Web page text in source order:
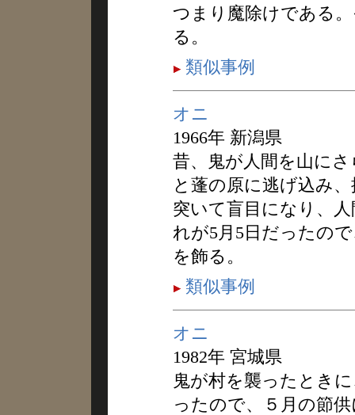
つまり魔除けである
る。
類似事例
オニ
1966年 新潟県
昔、鬼が人間を山に
と蓬の原に逃げ込み
突いて盲目になり、
れが5月5日だったの
を飾る。
類似事例
オニ
1982年 宮城県
鬼が村を襲ったとき
ったので、５月の節